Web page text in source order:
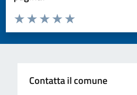
Valuta da 1 a 5 stelle la pagina
Valuta 5 stelle su 5
Valuta 4 stelle su 5
Valuta 3 stelle su 5
Valuta 2 stelle su 5
Valuta 1 stelle su 5
Contatta il comune